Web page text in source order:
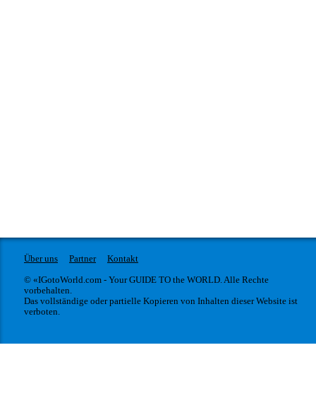
Über uns Partner
Kontakt
© «IGotoWorld.com - Your GUIDE TO the WORLD. Alle Rechte
vorbehalten.
Das vollständige oder partielle Kopieren von Inhalten dieser Website ist
verboten.